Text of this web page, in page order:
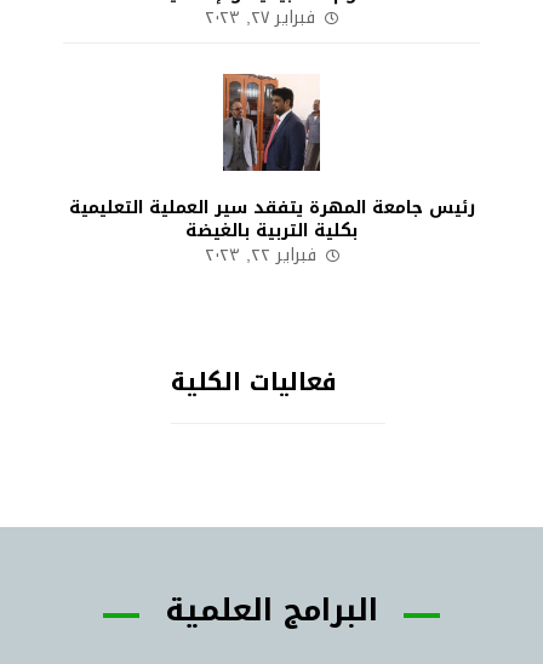
فبراير ٢٧, ٢٠٢٣
رئيس جامعة المهرة يتفقد سير العملية التعليمية
بكلية التربية بالغيضة
فبراير ٢٢, ٢٠٢٣
فعاليات الكلية
البرامج العلمية